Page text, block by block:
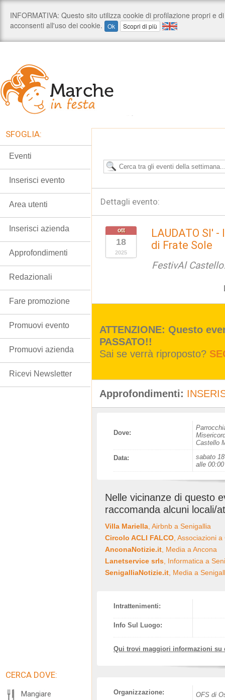
Dettagli evento:
ott
18
2025
LAUDATO SI'
di Frate Sole
FestivAl
ATTENZIONE: Questo
PASSATO!!
Sai se verrà riproposto?
Approfondimenti:
Dove:
Castello
Data:
sabato
alle 00:00
Nelle vicinanze di questo
raccomanda alcuni locali/
Villa Mariella , Airbnb a Senigallia
Circolo ACLI FALCO , Associazioni
AnconaNotizie.it , Media a Ancona
Lanetservice srls , Informatica a
SenigalliaNotizie.it , Media a
Intrattenimenti:
Info Sul Luogo:
Qui trovi maggiori informazioni su
Organizzazione: OFS di
SFOGLIA:
Eventi
Inserisci evento
Area utenti
Inserisci azienda
Approfondimenti
Redazionali
Fare promozione
Promuovi evento
Promuovi azienda
Ricevi Newsletter
CERCA DOVE:
Mangiare